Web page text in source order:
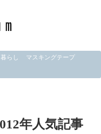
暮らし
マスキングテープ
年人気記事